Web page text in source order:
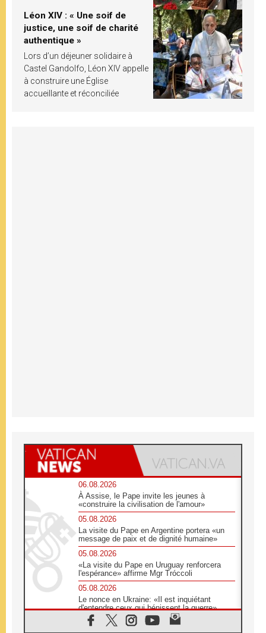
Léon XIV : « Une soif de
justice, une soif de charité
authentique »
Lors d’un déjeuner solidaire à
Castel Gandolfo, Léon XIV appelle
à construire une Église
accueillante et réconciliée
06.08.2026
À Assise, le Pape invite les jeunes à
«construire la civilisation de l'amour»
05.08.2026
La visite du Pape en Argentine portera «un
message de paix et de dignité humaine»
05.08.2026
«La visite du Pape en Uruguay renforcera
l'espérance» affirme Mgr Tróccoli
05.08.2026
Le nonce en Ukraine: «Il est inquiétant
d'entendre ceux qui bénissent la guerre»
05.08.2026